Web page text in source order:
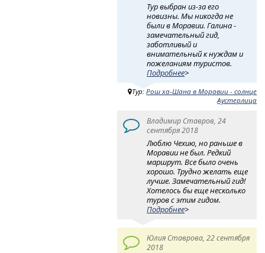
Тур выбран из-за его
новизны. Мы никогда не
были в Моравии. Галина -
замечательный гид,
заботливый и
внимательный к нуждам и
пожеланиям туристов.
Подробнее>
Тур:Рош ха-Шана в Моравии - солнце
Аустерлица
Владимир Ставров, 24
сентября 2018
Люблю Чехию, но раньше в
Моравии не был. Редкий
маршрут. Все было очень
хорошо. Трудно желать еще
лучше. Замечательный гид!
Хотелось бы еще несколько
туров с этим гидом.
Подробнее>
Юлия Ставрова, 22 сентября
2018